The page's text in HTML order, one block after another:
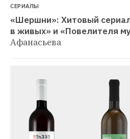
СЕРИАЛЫ
«Шершни»: Хитовый сериал
в живых» и «Повелителя
Афанасьева